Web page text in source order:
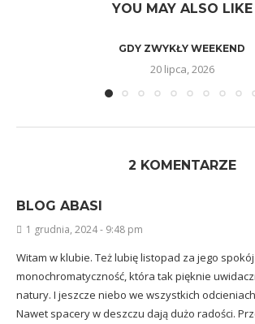
YOU MAY ALSO LIKE
GDY ZWYKŁY WEEKEND
20 lipca, 2026
2 KOMENTARZE
BLOG ABASI
1 grudnia, 2024 - 9:48 pm
Witam w klubie. Też lubię listopad za jego
monochromatyczność, która tak pięknie
natury. I jeszcze niebo we wszystkich
Nawet spacery w deszczu dają dużo radości.